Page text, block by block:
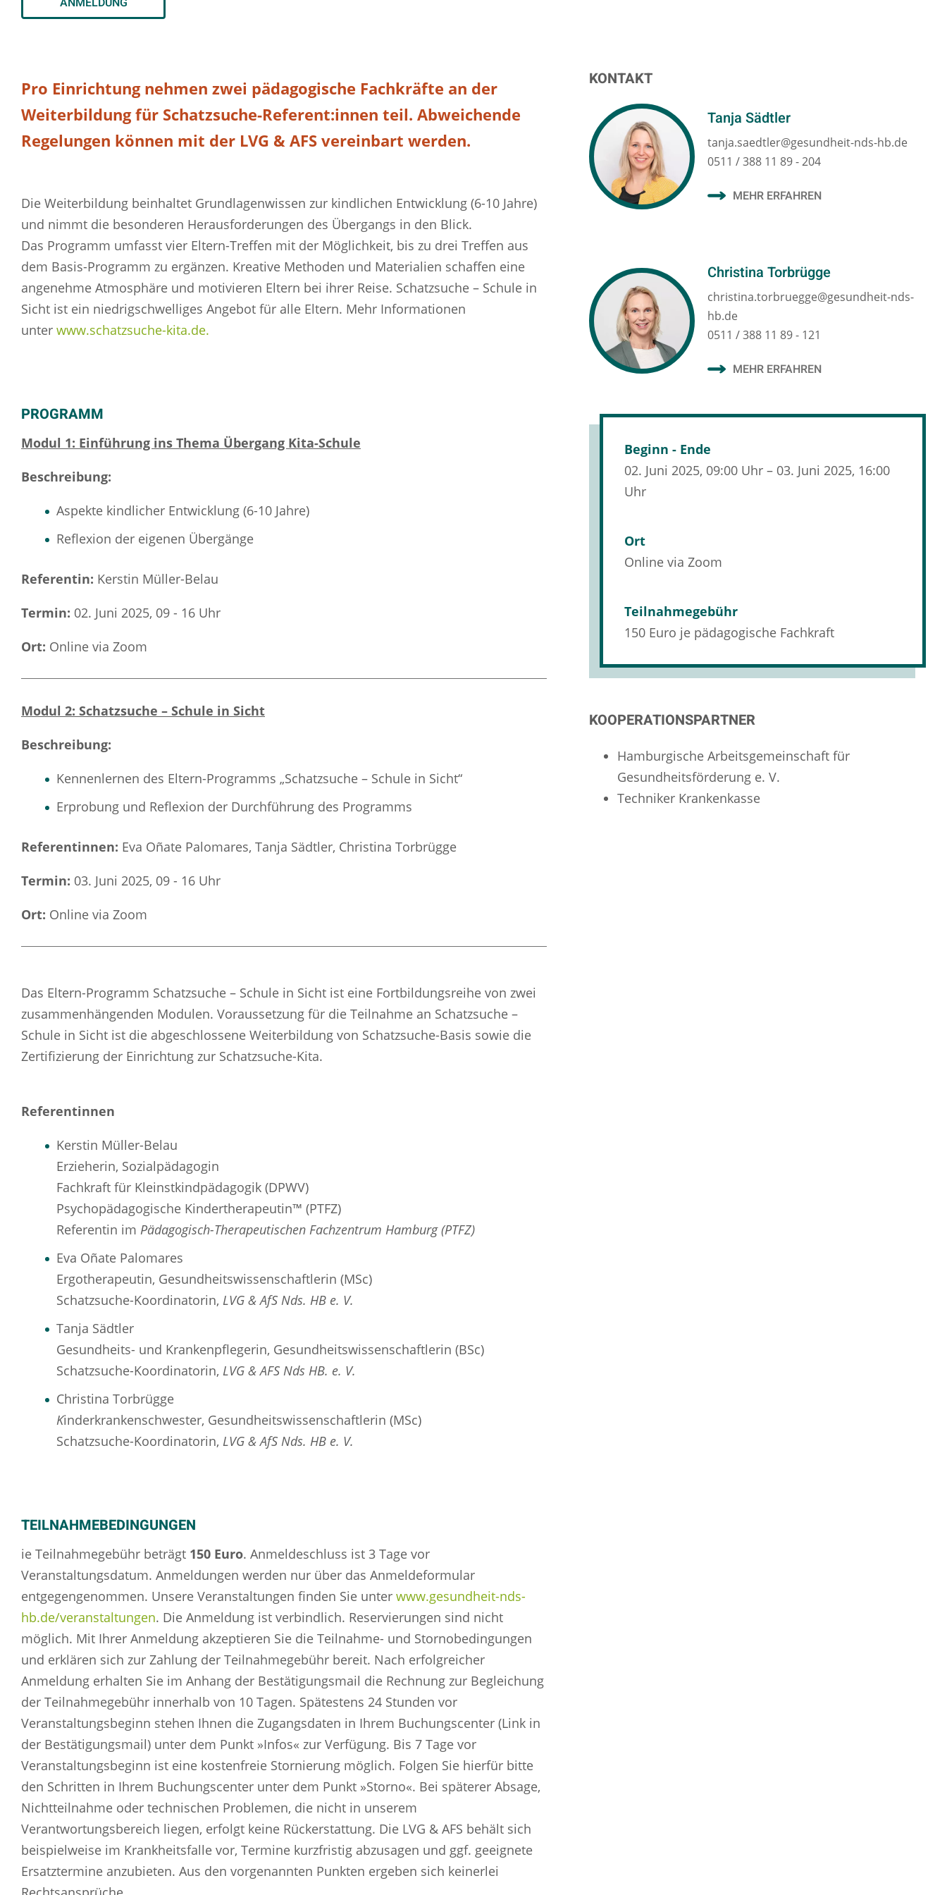
Pro Einrichtung nehmen zwei pädagogische Fachkräfte an der
Weiterbildung für Schatzsuche-Referent:innen teil. Abweichende
Regelungen können mit der LVG & AFS vereinbart werden.
Die Weiterbildung beinhaltet Grundlagenwissen zur kindlichen Entwicklung (6-10 Jahre)
und nimmt die besonderen Herausforderungen des Übergangs in den Blick.
Das Programm umfasst vier Eltern-Treffen mit der Möglichkeit, bis zu drei Treffen aus
dem Basis-Programm zu ergänzen. Kreative Methoden und Materialien schaffen eine
angenehme Atmosphäre und motivieren Eltern bei ihrer Reise. Schatzsuche – Schule in
Sicht ist ein niedrigschwelliges Angebot für alle Eltern. Mehr Informationen
unter www.schatzsuche-kita.de.
PROGRAMM
Modul 1: Einführung ins Thema Übergang Kita-Schule
Beschreibung:
Aspekte kindlicher Entwicklung (6-10 Jahre)
Reflexion der eigenen Übergänge
Referentin: Kerstin Müller-Belau
Termin: 02. Juni 2025, 09 - 16 Uhr
Ort: Online via Zoom
Modul 2: Schatzsuche – Schule in Sicht
Beschreibung:
Kennenlernen des Eltern-Programms „Schatzsuche – Schule in Sicht“
Erprobung und Reflexion der Durchführung des Programms
Referentinnen: Eva Oñate Palomares, Tanja Sädtler, Christina Torbrügge
Termin: 03. Juni 2025, 09 - 16 Uhr
Ort: Online via Zoom
Das Eltern-Programm Schatzsuche – Schule in Sicht ist eine Fortbildungsreihe von zwei
zusammenhängenden Modulen. Voraussetzung für die Teilnahme an Schatzsuche –
Schule in Sicht ist die abgeschlossene Weiterbildung von Schatzsuche-Basis sowie die
Zertifizierung der Einrichtung zur Schatzsuche-Kita.
Referentinnen
Kerstin Müller-Belau
Erzieherin, Sozialpädagogin
Fachkraft für Kleinstkindpädagogik (DPWV)
Psychopädagogische Kindertherapeutin™ (PTFZ)
Referentin im Pädagogisch-Therapeutischen Fachzentrum Hamburg (PTFZ)
Eva Oñate Palomares
Ergotherapeutin, Gesundheitswissenschaftlerin (MSc)
Schatzsuche-Koordinatorin, LVG & AfS Nds. HB e. V.
Tanja Sädtler
Gesundheits- und Krankenpflegerin, Gesundheitswissenschaftlerin (BSc)
Schatzsuche-Koordinatorin, LVG & AFS Nds HB. e. V.
Christina Torbrügge
Kinderkrankenschwester, Gesundheitswissenschaftlerin (MSc)
Schatzsuche-Koordinatorin, LVG & AfS Nds. HB e. V.
TEILNAHMEBEDINGUNGEN
ie Teilnahmegebühr beträgt 150 Euro. Anmeldeschluss ist 3 Tage vor
Veranstaltungsdatum. Anmeldungen werden nur über das Anmeldeformular
entgegengenommen. Unsere Veranstaltungen finden Sie unter www.gesundheit-nds-
hb.de/veranstaltungen. Die Anmeldung ist verbindlich. Reservierungen sind nicht
möglich. Mit Ihrer Anmeldung akzeptieren Sie die Teilnahme- und Stornobedingungen
und erklären sich zur Zahlung der Teilnahmegebühr bereit. Nach erfolgreicher
Anmeldung erhalten Sie im Anhang der Bestätigungsmail die Rechnung zur Begleichung
der Teilnahmegebühr innerhalb von 10 Tagen. Spätestens 24 Stunden vor
Veranstaltungsbeginn stehen Ihnen die Zugangsdaten in Ihrem Buchungscenter (Link in
der Bestätigungsmail) unter dem Punkt »Infos« zur Verfügung. Bis 7 Tage vor
Veranstaltungsbeginn ist eine kostenfreie Stornierung möglich. Folgen Sie hierfür bitte
den Schritten in Ihrem Buchungscenter unter dem Punkt »Storno«. Bei späterer Absage,
Nichtteilnahme oder technischen Problemen, die nicht in unserem
Verantwortungsbereich liegen, erfolgt keine Rückerstattung. Die LVG & AFS behält sich
beispielweise im Krankheitsfalle vor, Termine kurzfristig abzusagen und ggf. geeignete
Ersatztermine anzubieten. Aus den vorgenannten Punkten ergeben sich keinerlei
KONTAKT
Tanja Sädtler
tanja.saedtler@gesundheit-nds-hb.de
0511 / 388 11 89 - 204
MEHR ERFAHREN
Christina Torbrügge
christina.torbruegge@gesundheit-nds-
hb.de
0511 / 388 11 89 - 121
MEHR ERFAHREN
Beginn - Ende
02. Juni 2025, 09:00 Uhr – 03. Juni 2025, 16:00
Uhr
Ort
Online via Zoom
Teilnahmegebühr
150 Euro je pädagogische Fachkraft
KOOPERATIONSPARTNER
Hamburgische Arbeitsgemeinschaft für
Gesundheitsförderung e. V.
Techniker Krankenkasse